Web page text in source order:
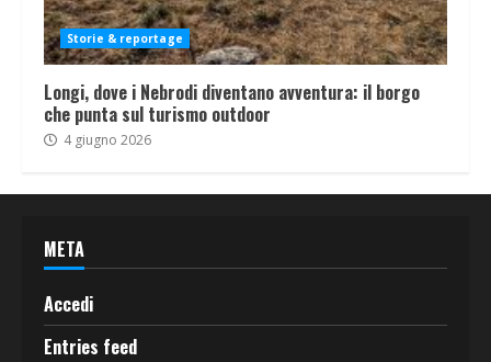
Storie & reportage
Longi, dove i Nebrodi diventano avventura: il borgo
che punta sul turismo outdoor
4 giugno 2026
META
Accedi
Entries feed